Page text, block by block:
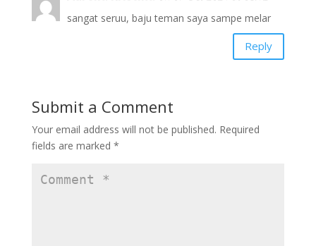
sangat seruu, baju teman saya sampe melar
Reply
Submit a Comment
Your email address will not be published. Required
fields are marked *